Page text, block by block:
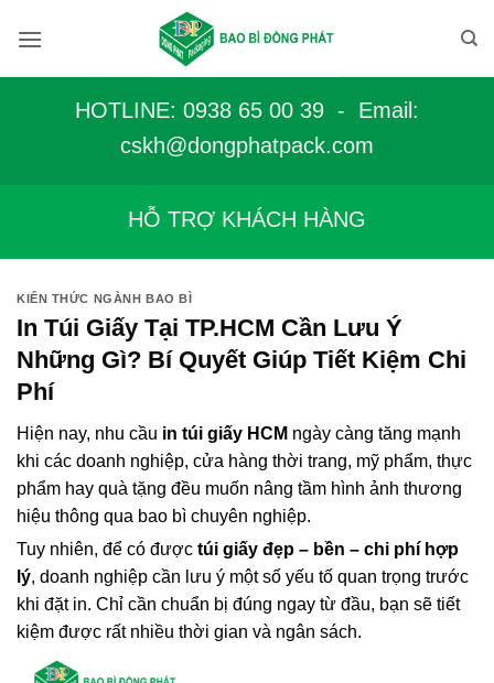
qua
HOTLINE: 0938 65 00 39 - Email:
cskh@dongphatpack.com
HỖ TRỢ KHÁCH HÀNG
KIẾN THỨC NGÀNH BAO BÌ
In Túi Giấy Tại TP.HCM Cần Lưu Ý
Những Gì? Bí Quyết Giúp Tiết Kiệm Chi
Phí
Hiện nay, nhu cầu in túi giấy HCM ngày càng tăng mạnh
khi các doanh nghiệp, cửa hàng thời trang, mỹ phẩm, thực
phẩm hay quà tặng đều muốn nâng tầm hình ảnh thương
hiệu thông qua bao bì chuyên nghiệp.
Tuy nhiên, để có được túi giấy đẹp – bền – chi phí hợp
lý, doanh nghiệp cần lưu ý một số yếu tố quan trọng trước
khi đặt in. Chỉ cần chuẩn bị đúng ngay từ đầu, bạn sẽ tiết
kiệm được rất nhiều thời gian và ngân sách.